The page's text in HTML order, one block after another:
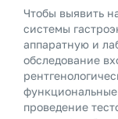
Чтобы выявить
системы
аппаратную и
обследование
проведение